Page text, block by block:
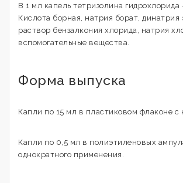
В 1 мл капель тетризолина гидрохлорида
Кислота борная, натрия борат, динатрия
раствор бензалкония хлорида, натрия
вспомогательные вещества.
Форма выпуска
Капли по 15 мл в пластиковом флаконе с
Капли по 0,5 мл в полиэтиленовых
однократного применения.